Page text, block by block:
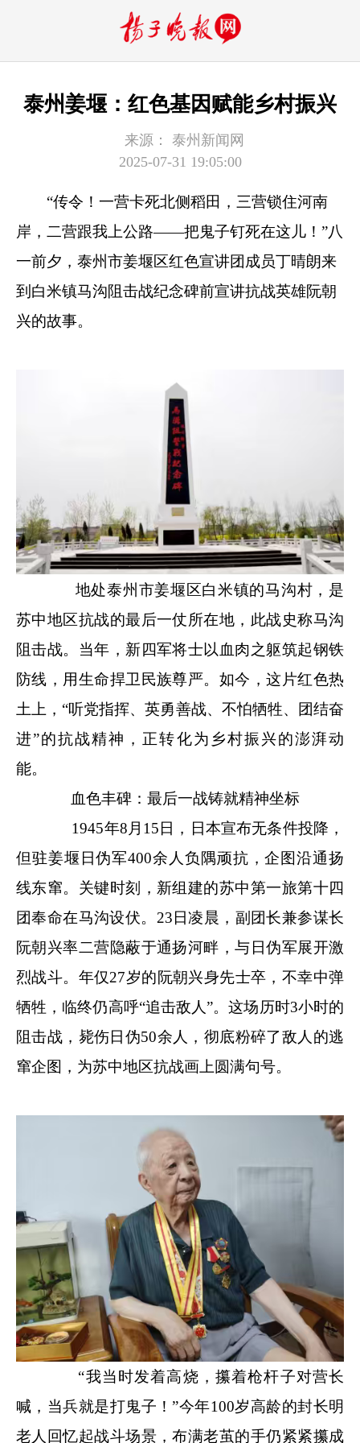
泰州姜堰：红色基因赋能乡村振兴
来源：
泰州新闻网
2025-07-31 19:05:00
“传令！一营卡死北侧稻田，三营锁住河南
岸，二营跟我上公路——把鬼子钉死在这儿！”八
一前夕，泰州市姜堰区红色宣讲团成员丁晴朗来
到白米镇马沟阻击战纪念碑前宣讲抗战英雄阮朝
兴的故事。
地处泰州市姜堰区白米镇的马沟村，是
苏中地区抗战的最后一仗所在地，此战史称马沟
阻击战。当年，新四军将士以血肉之躯筑起钢铁
防线，用生命捍卫民族尊严。如今，这片红色热
土上，“听党指挥、英勇善战、不怕牺牲、团结奋
进”的抗战精神，正转化为乡村振兴的澎湃动
能。
血色丰碑：最后一战铸就精神坐标
1945年8月15日，日本宣布无条件投降，
但驻姜堰日伪军400余人负隅顽抗，企图沿通扬
线东窜。关键时刻，新组建的苏中第一旅第十四
团奉命在马沟设伏。23日凌晨，副团长兼参谋长
阮朝兴率二营隐蔽于通扬河畔，与日伪军展开激
烈战斗。年仅27岁的阮朝兴身先士卒，不幸中弹
牺牲，临终仍高呼“追击敌人”。这场历时3小时的
阻击战，毙伤日伪50余人，彻底粉碎了敌人的逃
窜企图，为苏中地区抗战画上圆满句号。
“我当时发着高烧，攥着枪杆子对营长
喊，当兵就是打鬼子！”今年100岁高龄的封长明
老人回忆起战斗场景，布满老茧的手仍紧紧攥成